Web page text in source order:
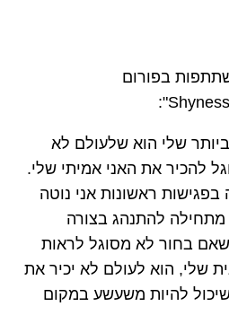
בפורום
:
שלי הוא שלעולם לא
להכיר את האני אמיתי שלי.
בפגישות ראשונות אני נוטה
מתחילה להתנהג בצורה
בחור לא מסוגל לראות
שלי, הוא לעולם לא יכיר את
להיות משעשע במקום